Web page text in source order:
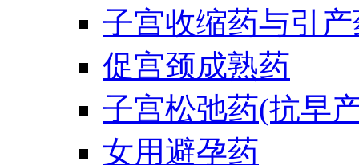
子宫收缩药与引
促宫颈成熟药
子宫松弛药(抗早
女用避孕药